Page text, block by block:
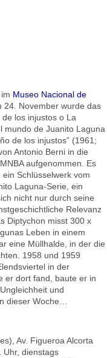
Museo Nacional de
24. November wurde das
de los injustos o La
mundo de Juanito Laguna
de los injustos” (1961;
Antonio Berni in die
aufgenommen. Es
Schlüsselwerk vom
Laguna-Serie, ein
nicht nur durch seine
Relevanz
Diptychon misst 300 x
Leben in einem
eine Müllhalde, in der die
1958 und 1959
in der
er dort fand, baute er in
und
dieser Woche…
Av. Figueroa Alcorta
Uhr, dienstags